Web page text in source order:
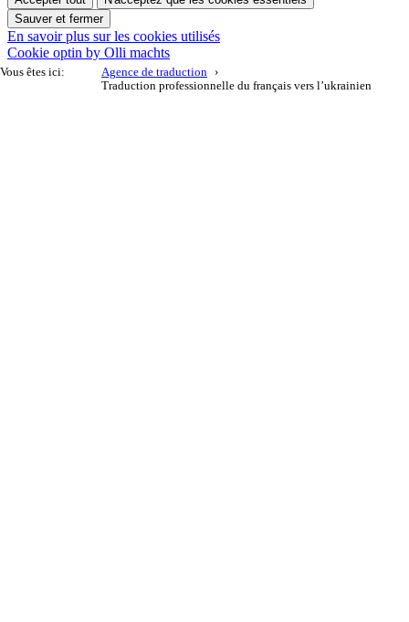
Vous êtes ici:
Agence de traduction
Traduction professionnelle du français vers l’ukrainien
Sauver et fermer
En savoir plus sur les cookies utilisés
Cookie optin by Olli machts